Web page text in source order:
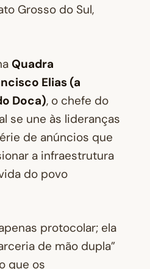
Grosso do Sul,
Quadra
Elias (a
Doca), o chefe do
se une às lideranças
de anúncios que
a infraestrutura
do povo
protocolar; ela
de mão dupla”
que os